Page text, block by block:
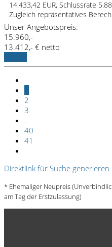
14.433,42 EUR, Schlussrate
Zugleich repräsentatives
Unser Angebotspreis:
15.960,-
13.412,- € netto
2
3
.
40
41
Direktlink für Suche generieren
* Ehemaliger Neupreis
am Tag der Erstzulassung)